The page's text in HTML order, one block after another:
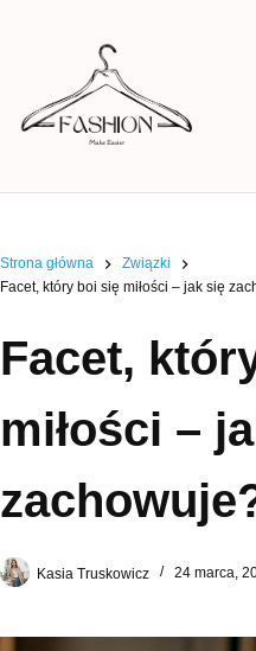
Strona główna
Związki
Facet, który boi się miłości – jak się
Facet,
miłości –
Kasia Truskowicz 24 marca,